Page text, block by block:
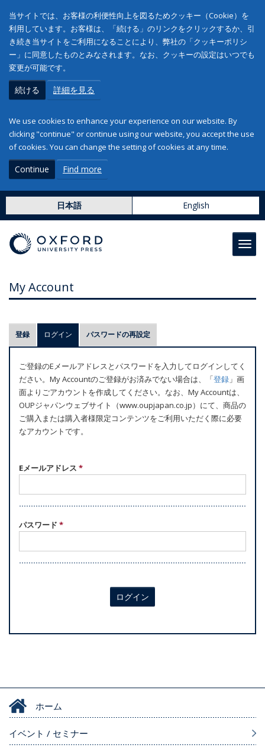
当サイトでは、お客様の利便性向上を図るためクッキー（Cookie）を
利用しています。お客様は、「続ける」のリンクをクリックするか、引
き続き当サイトをご利用になることにより、弊社の「クッキーポリシ
ー」に同意したものとみなされます。なお、クッキーの設定はいつでも
変更が可能です。
続ける 詳細を見る
We use cookies to enhance your experience on our website. By
clicking "continue" or continue using our website, you accept the use
of cookies. You can change the setting of cookies at any time.
Continue Find more
日本語 English
My Account
プ
ラ
マ
リ
ー
タ
ブ
登録 ログイン (アクティブなタブ)
パスワードの再設定
ご登録のEメールアドレスとパスワードを入力してログインしてく
ださい。My Accountのご登録がお済みでない場合は、「登録 」画
面よりごアカウントを作成してください。なお、My Accountは、
OUPジャパンウェブサイト（www.oupjapan.co.jp）にて、商品の
ご購入または購入者様限定コンテンツをご利用いただく際に必要
なアカウントです。
Eメールアドレス *
パスワード *
ログイン
ホーム
イベント / セミナー